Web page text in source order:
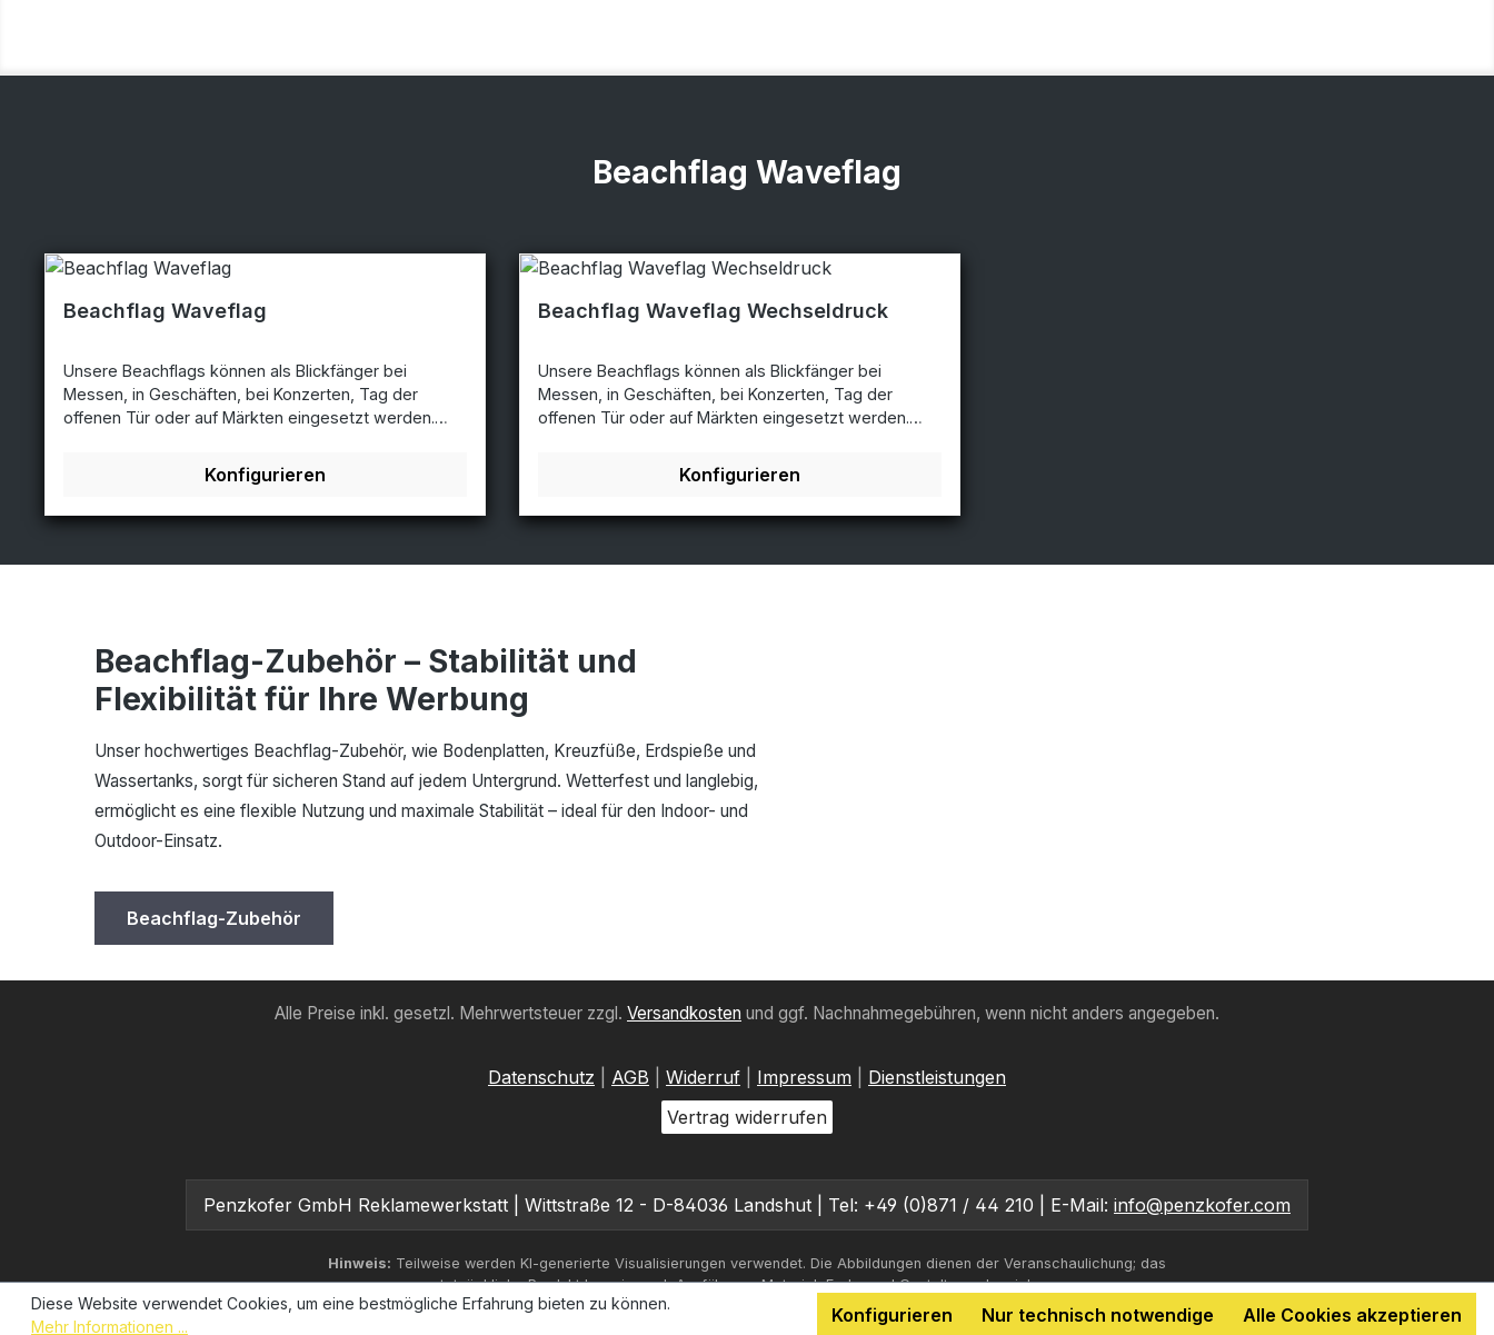
Beachflag Waveflag
Beachflag Waveflag
Unsere Beachflags können als Blickfänger bei
Messen, in Geschäften, bei Konzerten, Tag der
offenen Tür oder auf Märkten eingesetzt werden.
den Innen- und Außenbereich. Tunnel in beliebiger
Ausführung und FarbeSie können Ihr Design im Tunnel
Brandschutzzertifikat:EN-13501 - Klasse B1 zertifiziert
Drucktechnik:Sublimation Annwendung:Innen und
außen Transluzent:Flag longlife: 90 bis 95%
Konfigurieren
Beachflag Waveflag Wechseldruck
Unsere Beachflags können als Blickfänger bei
Messen, in Geschäften, bei Konzerten, Tag der
offenen Tür oder auf Märkten eingesetzt werden.
den Innen- und Außenbereich. Tunnel in beliebiger
Ausführung und FarbeSie können Ihr Design im Tunnel
Annwendung:Innen und außen Transluzent:Flag
longlife: 90 bis 95% Download Druckvorlage
Konfigurieren
Beachflag-Zubehör – Stabilität und
Flexibilität für Ihre Werbung
Unser hochwertiges Beachflag-Zubehör, wie Bodenplatten, Kreuzfüße, Erdspieße und
Wassertanks, sorgt für sicheren Stand auf jedem Untergrund. Wetterfest und langlebig,
ermöglicht es eine flexible Nutzung und maximale Stabilität – ideal für den Indoor- und
Outdoor-Einsatz.
Beachflag-Zubehör
Alle Preise inkl. gesetzl. Mehrwertsteuer zzgl. Versandkosten und ggf. Nachnahmegebühren, wenn nicht anders angegeben.
Datenschutz AGB Widerruf Impressum
Dienstleistungen
Vertrag widerrufen
Penzkofer GmbH Reklamewerkstatt | Wittstraße 12 - D-84036 Landshut | Tel: +49 (0)871 / 44 210 | E-Mail: info@penzkofer.com
Hinweis: Teilweise werden KI-generierte Visualisierungen verwendet. Die Abbildungen dienen der Veranschaulichung; das
tatsächliche Produkt kann je nach Ausführung, Material, Farbe und Gestaltung abweichen.
Diese Website verwendet Cookies, um eine bestmögliche Erfahrung bieten zu können.
Mehr Informationen ...
Nur technisch notwendige
Konfigurieren Alle Cookies akzeptieren